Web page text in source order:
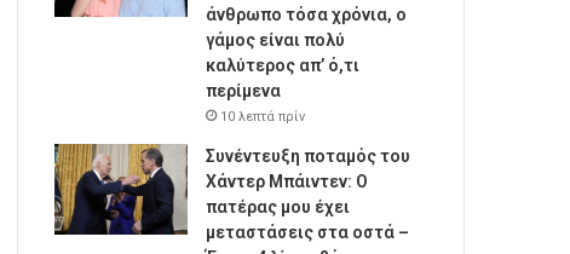
άνθρωπο τόσα χρόνια, ο
γάμος είναι πολύ
καλύτερος απ’ ό,τι
περίμενα
10 λεπτά πρίν
Συνέντευξη ποταμός του
Χάντερ Μπάιντεν: Ο
πατέρας μου έχει
μεταστάσεις στα οστά –